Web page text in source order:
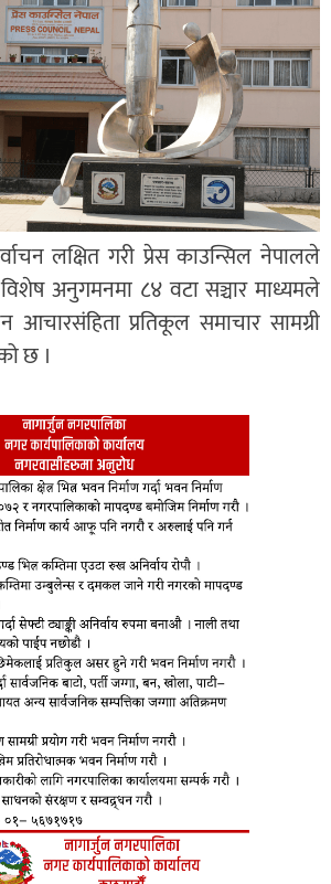
लक्षित गरी प्रेस काउन्सिल नेपालले
अनुगमनमा ८४ वटा सञ्चार माध्यमले
आचारसंहिता प्रतिकूल समाचार सामग्री
छ ।